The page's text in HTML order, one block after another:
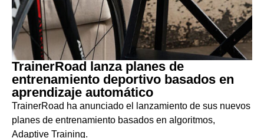
TrainerRoad lanza planes de
entrenamiento deportivo basados en
aprendizaje automático
TrainerRoad ha anunciado el lanzamiento de sus nuevos
planes de entrenamiento basados en algoritmos,
Adaptive Training.